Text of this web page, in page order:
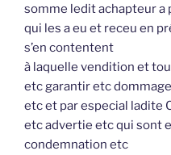
somme ledit achapteur a
qui les a eu et receu en
s’en contentent
à laquelle vendition et
etc garantir etc
etc et par especial ladite
etc advertie etc qui sont
condemnation etc